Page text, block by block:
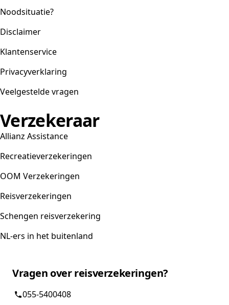
Noodsituatie?
Disclaimer
Klantenservice
Privacyverklaring
Veelgestelde vragen
Verzekeraar
Allianz Assistance
Recreatieverzekeringen
OOM Verzekeringen
Reisverzekeringen
Schengen reisverzekering
NL-ers in het buitenland
Vragen over reisverzekeringen?
055-5400408